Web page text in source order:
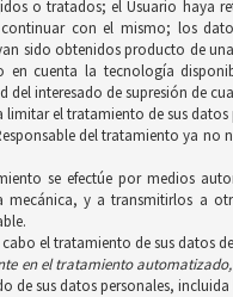
o tratados; el Usuario
con el mismo; los
sido obtenidos producto de
en cuenta la tecnología
interesado de supresión de
limitar el tratamiento de sus
del tratamiento ya
se efectúe por medios
y a transmitirlos a
el tratamiento de sus datos
en el tratamiento
sus datos personales,